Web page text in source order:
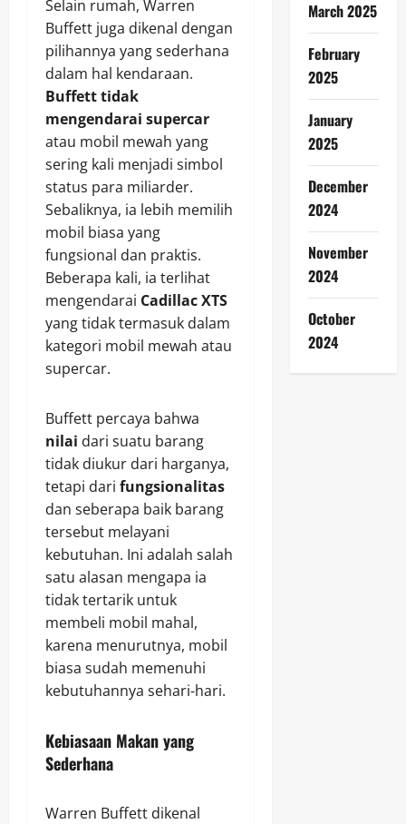
Selain rumah, Warren
Buffett juga dikenal dengan
pilihannya yang sederhana
dalam hal kendaraan.
Buffett tidak
mengendarai supercar
atau mobil mewah yang
sering kali menjadi simbol
status para miliarder.
Sebaliknya, ia lebih memilih
mobil biasa yang
fungsional dan praktis.
Beberapa kali, ia terlihat
mengendarai Cadillac XTS
yang tidak termasuk dalam
kategori mobil mewah atau
supercar.
Buffett percaya bahwa
nilai dari suatu barang
tidak diukur dari harganya,
tetapi dari fungsionalitas
dan seberapa baik barang
tersebut melayani
kebutuhan. Ini adalah salah
satu alasan mengapa ia
tidak tertarik untuk
membeli mobil mahal,
karena menurutnya, mobil
biasa sudah memenuhi
kebutuhannya sehari-hari.
Kebiasaan Makan yang
Sederhana
Warren Buffett dikenal
March 2025
February
2025
January
2025
December
2024
November
2024
October
2024